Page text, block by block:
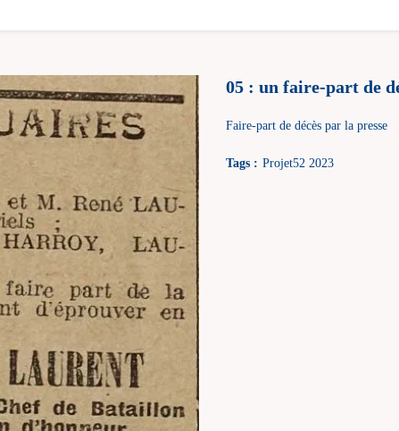
05 : un faire-part de
Faire-part de décès par la presse
Tags : Projet52 2023